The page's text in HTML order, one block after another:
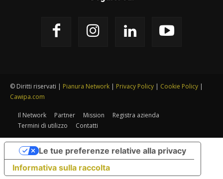
© Diritti riservati | Pianura Network | Privacy Policy | Cookie Policy |
Cawipa.com
Il Network Partner Mission
Registra azienda
Termini di utilizzo
Contatti
Informativa sulla raccolta
Le tue preferenze relative alla privacy